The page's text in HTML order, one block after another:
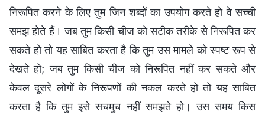
निरूपित करने के लिए तुम जिन शब्दों का उपयोग करते हो वे सच्ची
समझ होते हैं। जब तुम किसी चीज को सटीक तरीके से निरूपित कर
सकते हो तो यह साबित करता है कि तुम उस मामले को स्पष्ट रूप से
देखते हो; जब तुम किसी चीज को निरूपित नहीं कर सकते और
केवल दूसरे लोगों के निरूपणों की नकल करते हो तो यह साबित
करता है कि तुम इसे सचमुच नहीं समझते हो। उस समय किस